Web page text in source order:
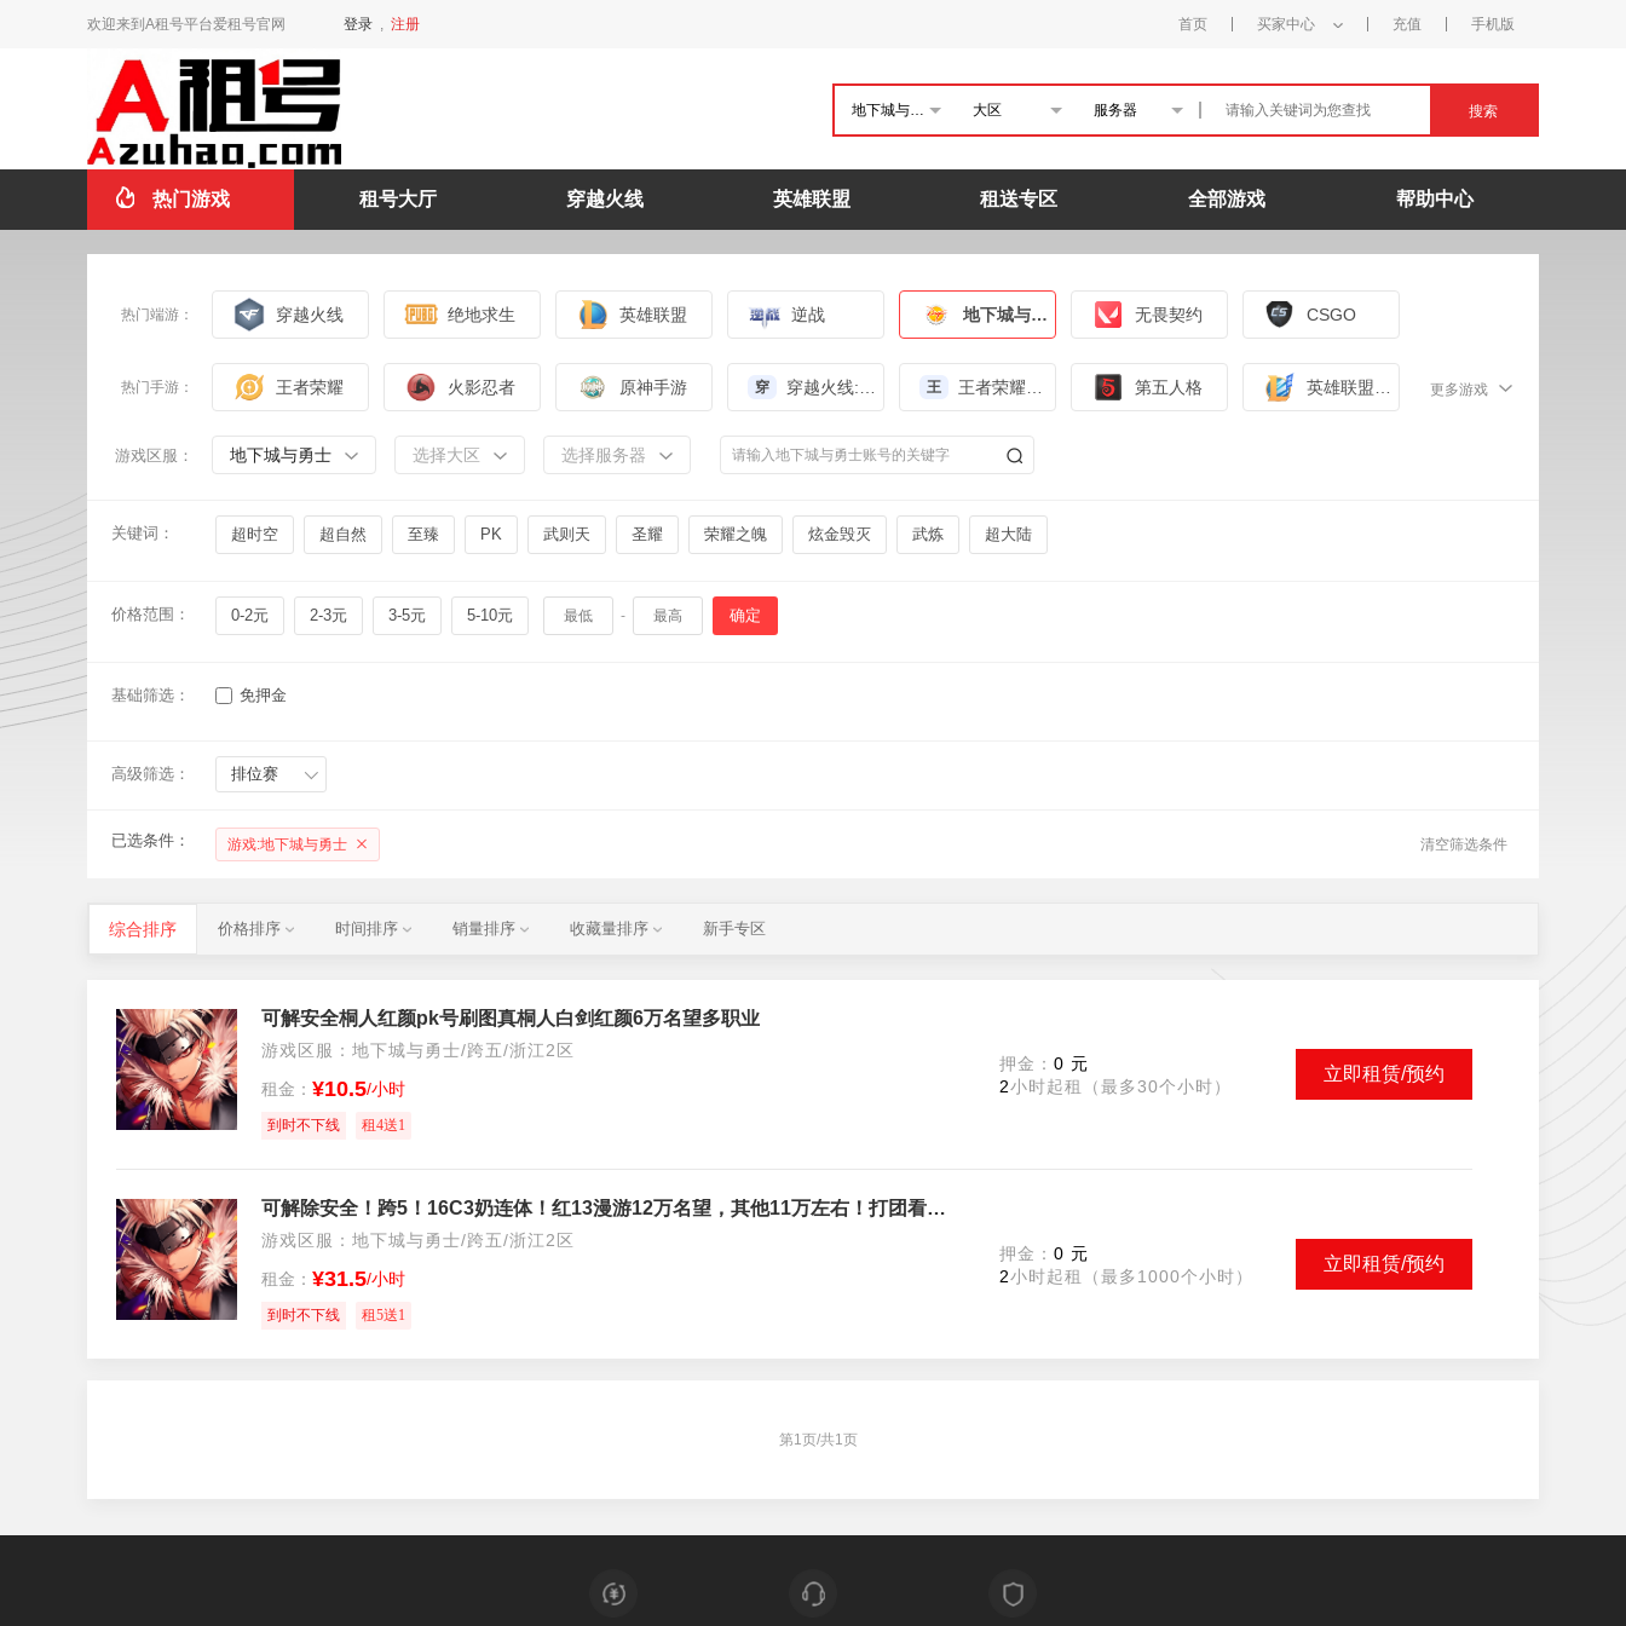
欢迎来到A租号平台爱租号官网 登录 , 注册 首页 买家中心 充值 手机版
地下城与勇士 大区 服务器 搜索
热门游戏 租号大厅 穿越火线 英雄联盟 租送专区 全部游戏 帮助中心
热门端游： 穿越火线 绝地求生 英雄联盟 逆战 地下城与勇士 无畏契约 CSGO
热门手游： 王者荣耀 火影忍者 原神手游 穿 王 第五人格 更多游戏
游戏区服： 地下城与勇士 选择大区 选择服务器
关键词： 超时空 超自然 至臻 PK 武则天 圣耀 荣耀之魄 炫金毁灭 武炼 超大陆
价格范围： 0-2元 2-3元 3-5元 5-10元 - 确定
基础筛选： 免押金
高级筛选： 排位赛
已选条件： 游戏:地下城与勇士 清空筛选条件
综合排序 价格排序 时间排序 销量排序 收藏量排序 新手专区
可解安全桐人红颜pk号刷图真桐人白剑红颜6万名望多职业
游戏区服：地下城与勇士/跨五/浙江2区
租金： ¥10.5/小时
到时不下线 租4送1
押金： 0 元
2小时起租（最多30个小时）
立即租赁/预约
可解除安全！跨5！16C3奶连体！红13漫游12万名望，其他11万左右！打团看说明，开挂追责拉黑
游戏区服：地下城与勇士/跨五/浙江2区
租金： ¥31.5/小时
到时不下线 租5送1
押金： 0 元
2小时起租（最多1000个小时）
立即租赁/预约
第1页/共1页